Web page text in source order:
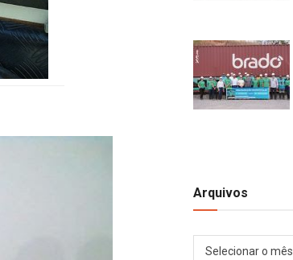
Arquivos
Arquivos
Selecionar o mês